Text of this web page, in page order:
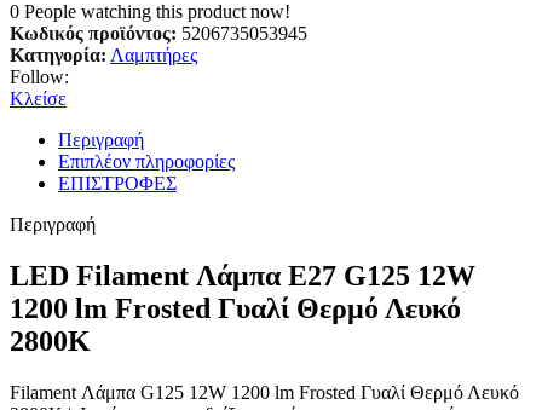
0 People watching this product now!
Κωδικός προϊόντος: 5206735053945
Κατηγορία: Λαμπτήρες
Follow:
Κλείσε
Περιγραφή
Επιπλέον πληροφορίες
ΕΠΙΣΤΡΟΦΕΣ
Περιγραφή
LED Filament Λάμπα E27 G125 12W
1200 lm Frosted Γυαλί Θερμό Λευκό
2800K
Filament Λάμπα G125 12W 1200 lm Frosted Γυαλί Θερμό Λευκό